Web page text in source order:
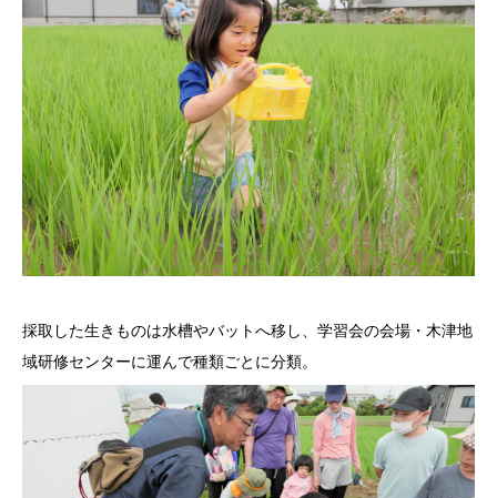
採取した生きものは水槽やバットへ移し、学習会の会場・木津地
域研修センターに運んで種類ごとに分類。